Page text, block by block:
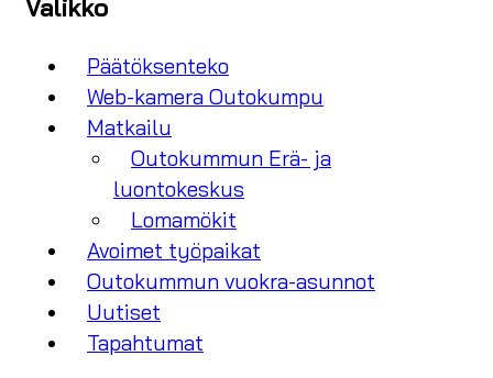
Valikko
Päätöksenteko
Web-kamera Outokumpu
Matkailu
Outokummun Erä- ja
luontokeskus
Lomamökit
Avoimet työpaikat
Outokummun vuokra-asunnot
Uutiset
Tapahtumat